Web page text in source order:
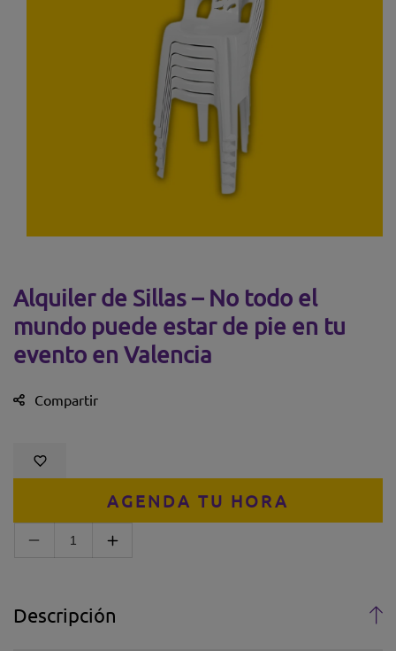
Alquiler de Sillas – No todo el
mundo puede estar de pie en tu
evento en Valencia
Compartir
Disminuir cantidad para Alquiler de Sillas – No
Aumentar cantidad para Alquiler de
AGENDA TU HORA
Descripción